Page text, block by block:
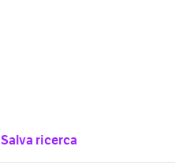
Salva ricerca